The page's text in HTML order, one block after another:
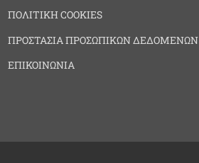
ΠΟΛΙΤΙΚΗ COOKIES
ΠΡΟΣΤΑΣΙΑ ΠΡΟΣΩΠΙΚΩΝ ΔΕΔΟΜΕΝΩΝ
ΕΠΙΚΟΙΝΩΝΙΑ